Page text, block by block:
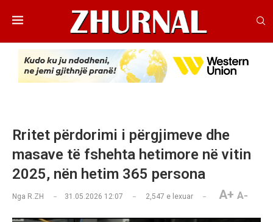
Rritet përdorimi i përgjimeve dhe
masave të fshehta hetimore në vitin
2025, nën hetim 365 persona
Nga R.ZH 31.05.2026 12:07 2,547 e lexuar A+ A-